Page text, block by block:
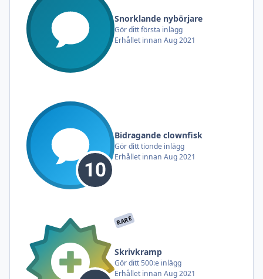
Snorklande nybörjare
Gör ditt första inlägg
Erhållet innan Aug 2021
Bidragande clownfisk
Gör ditt tionde inlägg
Erhållet innan Aug 2021
RARE
Skrivkramp
Gör ditt 500:e inlägg
Erhållet innan Aug 2021